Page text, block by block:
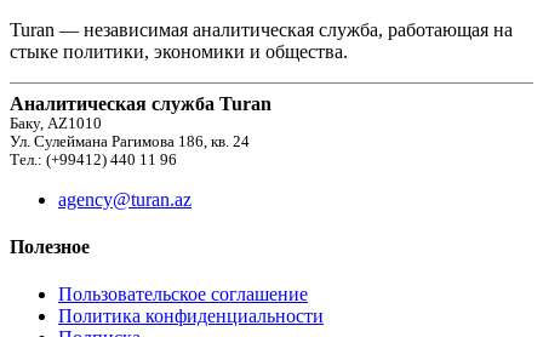
Turan — независимая аналитическая служба, работающая на
стыке политики, экономики и общества.
Аналитическая служба Turan
Баку, AZ1010
Ул. Сулеймана Рагимова 186, кв. 24
Тел.: (+99412) 440 11 96
agency@turan.az
Полезное
Пользовательское соглашение
Политика конфиденциальности